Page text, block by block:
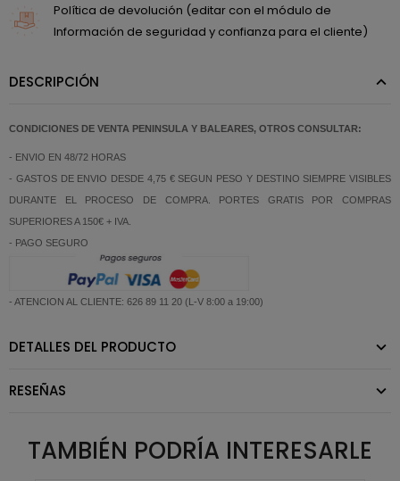
Política de devolución (editar con el módulo de
Información de seguridad y confianza para el cliente)
DESCRIPCIÓN
CONDICIONES DE VENTA PENINSULA Y BALEARES, OTROS CONSULTAR:
- ENVIO EN 48/72 HORAS
- GASTOS DE ENVIO DESDE 4,75 € SEGUN PESO Y DESTINO SIEMPRE VISIBLES
DURANTE EL PROCESO DE COMPRA. PORTES GRATIS POR COMPRAS
SUPERIORES A 150€ + IVA.
- PAGO SEGURO
- ATENCION AL CLIENTE: 626 89 11 20 (L-V 8:00 a 19:00)
DETALLES DEL PRODUCTO
RESEÑAS
TAMBIÉN PODRÍA INTERESARLE